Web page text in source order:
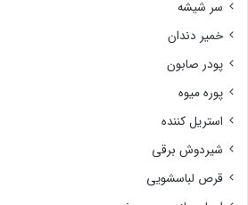
سر شیشه
خمیر دندان
پودر صابون
پوره میوه
استریل کننده
شیردوش برقی
قرص لباسشویی